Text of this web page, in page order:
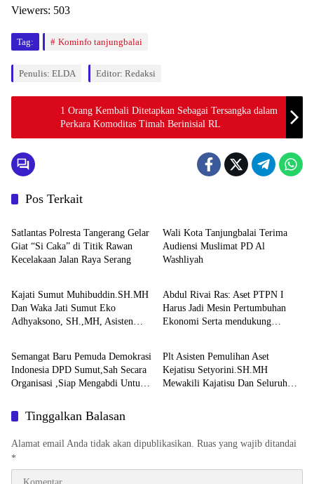
Viewers: 503
Tag: Kominfo tanjungbalai
Penulis: ELDA Editor: Redaksi
1 Orang Kembali Ditetapkan Sebagai Tersangka dalam
Perkara Komoditas Timah Berinisial RL
Pos Terkait
Berita
Satlantas Polresta Tangerang Gelar
Giat “Si Caka” di Titik Rawan
Kecelakaan Jalan Raya Serang
Wali Kota Tanjungbalai Terima
Audiensi Muslimat PD Al
Washliyah
Berita
Kajati Sumut Muhibuddin.SH.MH
Dan Waka Jati Sumut Eko
Adhyaksono, SH.,MH, Asisten
Medan
Berita
Abdul Rivai Ras: Aset PTPN I
Harus Jadi Mesin Pertumbuhan
Ekonomi Serta mendukung
Berita
Semangat Baru Pemuda Demokrasi
Indonesia DPD Sumut,Sah Secara
Organisasi ,Siap Mengabdi Untuk
Berita
Plt Asisten Pemulihan Aset
Kejatisu Setyorini.SH.MH
Mewakili Kajatisu Dan Seluruh
Tinggalkan Balasan
Alamat email Anda tidak akan dipublikasikan. Ruas yang wajib ditandai
*